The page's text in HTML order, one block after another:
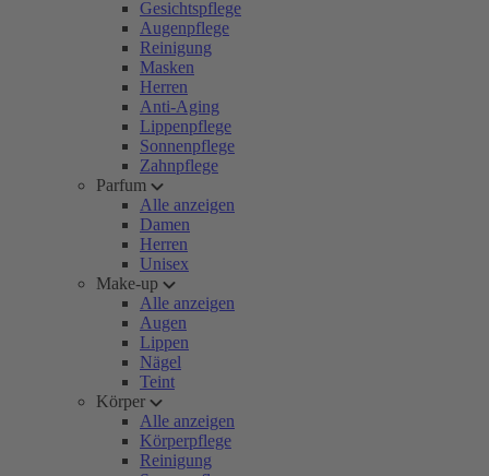
Gesichtspflege
Augenpflege
Reinigung
Masken
Herren
Anti-Aging
Lippenpflege
Sonnenpflege
Zahnpflege
Parfum
Alle anzeigen
Damen
Herren
Unisex
Make-up
Alle anzeigen
Augen
Lippen
Nägel
Teint
Körper
Alle anzeigen
Körperpflege
Reinigung